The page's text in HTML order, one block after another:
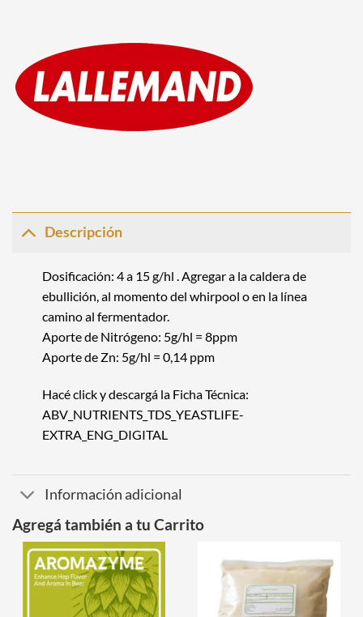
Descripción
Dosificación: 4 a 15 g/hl . Agregar a la caldera de
ebullición, al momento del whirpool o en la línea
camino al fermentador.
Aporte de Nitrógeno: 5g/hl = 8ppm
Aporte de Zn: 5g/hl = 0,14 ppm
Hacé click y descargá la Ficha Técnica:
ABV_NUTRIENTS_TDS_YEASTLIFE-
EXTRA_ENG_DIGITAL
Información adicional
Agregá también a tu Carrito